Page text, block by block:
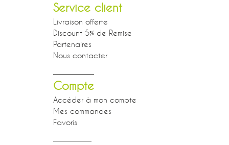
Service client
Livraison offerte
Discount 5% de Remise
Partenaires
Nous contacter
Compte
Accéder à mon compte
Mes commandes
Favoris